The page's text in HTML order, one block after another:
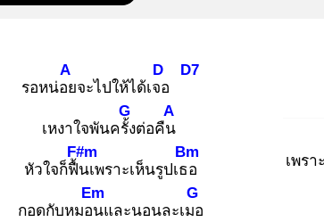
รอหน่อย
A
จะไปให้ได้เจอ
D D7
เหงาใจพันครั้ง
G
ต่อคืน
A
หัวใจก็ฟื้น
F#m
เพราะเห็นรูปเธอ
Bm
กอดกับหมอน
Em
และนอนละเมอ
G
เพร